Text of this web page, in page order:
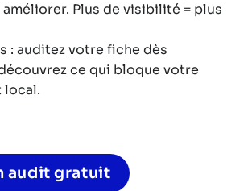
améliorer. Plus de visibilité = plus
: auditez votre fiche dès
ce qui bloque votre
local.
audit gratuit